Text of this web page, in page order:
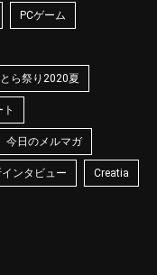
PCゲーム
ら祭り2020夏
今日のメルマガ
ンタビュー Creatia